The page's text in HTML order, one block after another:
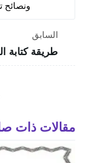
ونصائح
السابق
طريقة كتابة
مقالات ذات